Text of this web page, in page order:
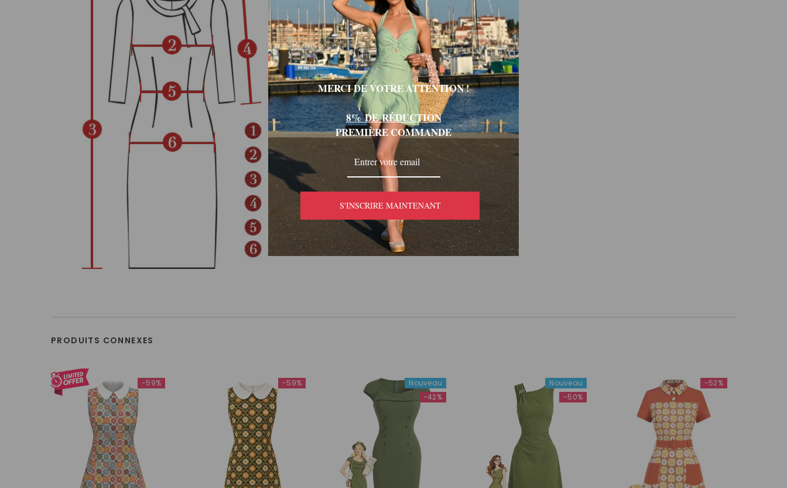
PRODUITS CONNEXES
-59% -59%
Nouveau
-42%
Nouveau
-50%
-52%
MERCI DE VOTRE ATTENTION !
8%DERÉDUCTION
PREMIÈRE COMMANDE
S'INSCRIRE MAINTENANT